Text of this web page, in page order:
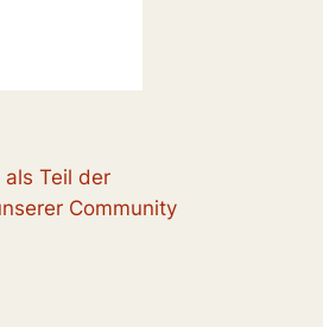
Teil der
Community